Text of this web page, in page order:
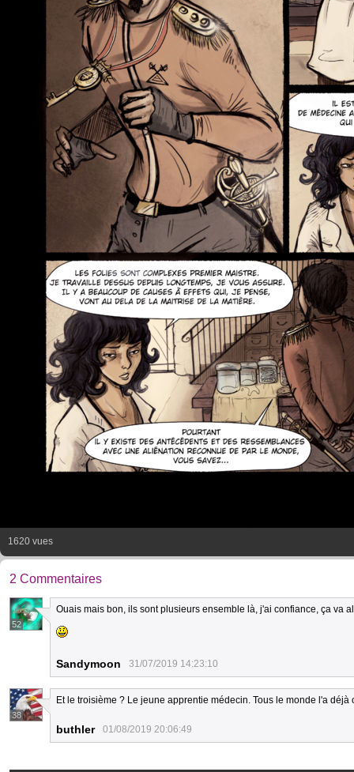
1620 vues
2 Commentaires
52
Ouais mais bon, ils sont plusieurs ensemble là, j'ai confiance, ça va
Sandymoon 31/07/2019 14:23:10
38
Et le troisième ? Le jeune apprentie médecin. Tous le monde l'a déjà
buthler 01/08/2019 20:06:49